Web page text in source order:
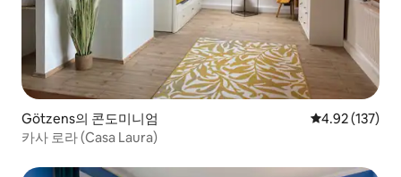
Götzens의 콘도미니엄 평점 4.92점(5
4.92 (137)
카사 로라 (Casa Laura)